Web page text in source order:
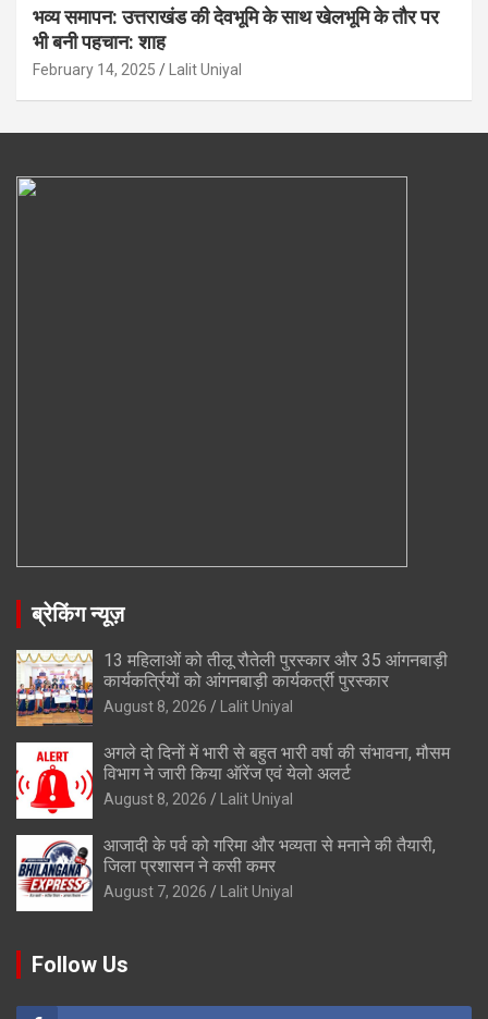
भव्य समापन: उत्तराखंड की देवभूमि के साथ खेलभूमि के तौर पर
भी बनी पहचान: शाह
February 14, 2025 Lalit Uniyal
ब्रेकिंग न्यूज़
13 महिलाओं को तीलू रौतेली पुरस्कार और 35 आंगनबाड़ी
कार्यकर्त्रियों को आंगनबाड़ी कार्यकर्त्री पुरस्कार
August 8, 2026 Lalit Uniyal
अगले दो दिनों में भारी से बहुत भारी वर्षा की संभावना, मौसम
विभाग ने जारी किया ऑरेंज एवं येलो अलर्ट
August 8, 2026 Lalit Uniyal
आजादी के पर्व को गरिमा और भव्यता से मनाने की तैयारी,
जिला प्रशासन ने कसी कमर
August 7, 2026 Lalit Uniyal
Follow Us